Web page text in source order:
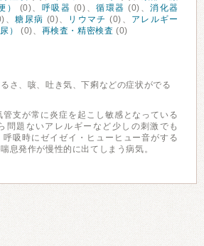
） (0)、 呼吸器 (0)、循環器 (0)、消化器
、糖尿病 (0)、 リウマチ (0)、 アレルギー
） (0)、 再検査・精密検査 (0)
さ、咳、吐き気、下痢などの症状がでる
支が常に炎症を起こし敏感となっている
問題ないアレルギーなど少しの刺激でも
吸時にゼイゼイ・ヒューヒュー音がする
息発作が慢性的に出てしまう病気。